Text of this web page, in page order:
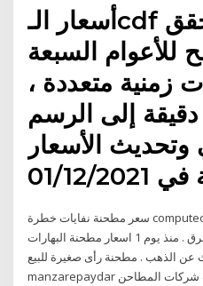
أسعار الـcdf على الأسهم. تحقق
للأعوام السبعة
زمنية متعددة ،
عرض من 1 دقيقة إلى الرسم
وتحديث الأسعار
سعر مطحنة نفايات خطرة computechindia. معلومات مطحنة وجدة
الشرق . منذ يوم 1 اسعار مطحنة البهاراتShanghai Zenith Company
الذهب . مطحنة رأى صغيرة للبيع
manzarepaydar للبيع طاحونة نفايات, . تصدرت شركات المطاحن